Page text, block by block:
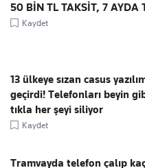
50 BİN TL TAKSİT, 7 AYDA
Kaydet
13 ülkeye sızan casus
geçirdi! Telefonları beyin
tıkla her şeyi siliyor
Kaydet
Tramvayda telefon çalıp